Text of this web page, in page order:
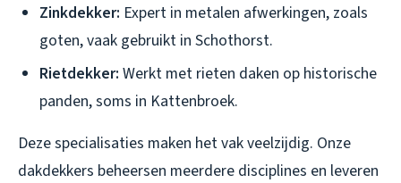
Zinkdekker: Expert in metalen afwerkingen, zoals
goten, vaak gebruikt in Schothorst.
Rietdekker: Werkt met rieten daken op historische
panden, soms in Kattenbroek.
Deze specialisaties maken het vak veelzijdig. Onze
dakdekkers beheersen meerdere disciplines en leveren